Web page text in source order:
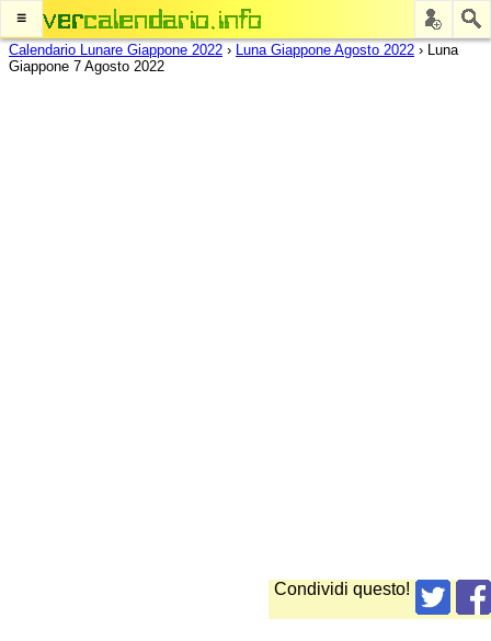
≡
Calendario Lunare Giappone 2022 › Luna Giappone Agosto 2022 › Luna
Giappone 7 Agosto 2022
Condividi questo!